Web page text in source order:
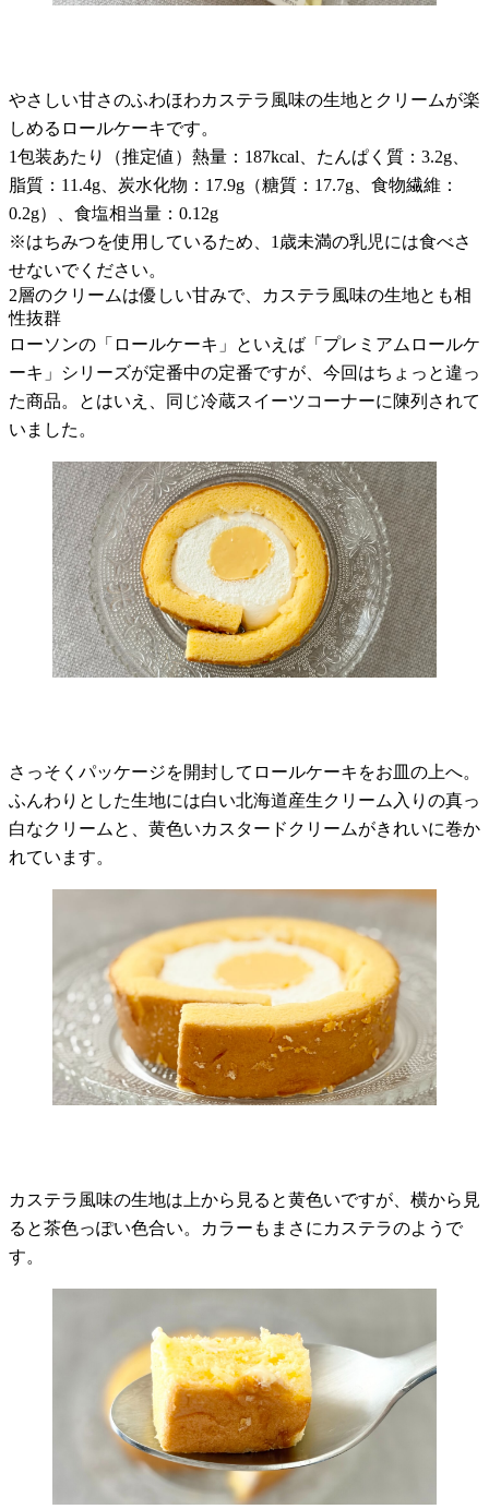
やさしい甘さのふわほわカステラ風味の生地とクリームが楽
しめるロールケーキです。
1包装あたり（推定値）熱量：187kcal、たんぱく質：3.2g、
脂質：11.4g、炭水化物：17.9g（糖質：17.7g、食物繊維：
0.2g）、食塩相当量：0.12g
※はちみつを使用しているため、1歳未満の乳児には食べさ
せないでください。
2層のクリームは優しい甘みで、カステラ風味の生地とも相
性抜群
ローソンの「ロールケーキ」といえば「プレミアムロールケ
ーキ」シリーズが定番中の定番ですが、今回はちょっと違っ
た商品。とはいえ、同じ冷蔵スイーツコーナーに陳列されて
いました。
さっそくパッケージを開封してロールケーキをお皿の上へ。
ふんわりとした生地には白い北海道産生クリーム入りの真っ
白なクリームと、黄色いカスタードクリームがきれいに巻か
れています。
カステラ風味の生地は上から見ると黄色いですが、横から見
ると茶色っぽい色合い。カラーもまさにカステラのようで
す。